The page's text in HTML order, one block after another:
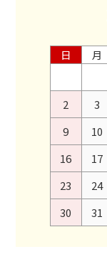
日 月
2
3
9
10
16
17
23
24
30
31